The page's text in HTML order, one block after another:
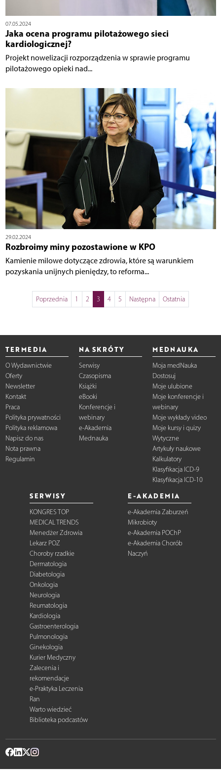
07.05.2024
Jaka ocena programu pilotażowego sieci
kardiologicznej?
Projekt nowelizacji rozporządzenia w sprawie programu
pilotażowego opieki nad...
29.02.2024
Rozbroimy miny pozostawione w KPO
Kamienie milowe dotyczące zdrowia, które są warunkiem
pozyskania unijnych pieniędzy, to reforma...
Poprzednia 1 2 3 4 5 Następna Ostatnia
TERMEDIA
O Wydawnictwie
Oferty
Newsletter
Kontakt
Praca
Polityka prywatności
Polityka reklamowa
Napisz do nas
Nota prawna
Regulamin
NA SKRÓTY
Serwisy
Czasopisma
Książki
eBooki
Konferencje i
webinary
e-Akademia
Mednauka
MEDNAUKA
Moja medNauka
Dostosuj
Moje ulubione
Moje konferencje i
webinary
Moje wykłady video
Moje kursy i quizy
Wytyczne
Artykuły naukowe
Kalkulatory
Klasyfikacja ICD-9
Klasyfikacja ICD-10
SERWISY
KONGRES TOP
MEDICAL TRENDS
Menedżer Zdrowia
Lekarz POZ
Choroby rzadkie
Dermatologia
Diabetologia
Onkologia
Neurologia
Reumatologia
Kardiologia
Gastroenterologia
Pulmonologia
Ginekologia
Kurier Medyczny
Zalecenia i
rekomendacje
e-Praktyka Leczenia
Ran
Warto wiedzieć
Biblioteka podcastów
E-AKADEMIA
e-Akademia Zaburzeń
Mikrobioty
e-Akademia POChP
e-Akademia Chorób
Naczyń